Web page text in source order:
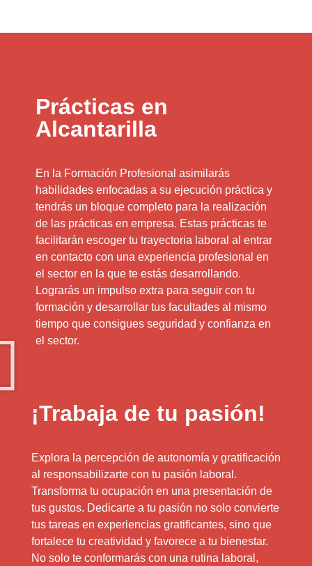
Prácticas en
Alcantarilla
En la Formación Profesional asimilarás
habilidades enfocadas a su ejecución práctica y
tendrás un bloque completo para la realización
de las prácticas en empresa. Estas prácticas te
facilitarán escoger tu trayectoria laboral al entrar
en contacto con una experiencia profesional en
el sector en la que te estás desarrollando.
Lograrás un impulso extra para seguir con tu
formación y desarrollar tus facultades al mismo
tiempo que consigues seguridad y confianza en
el sector.
¡Trabaja de tu pasión!
Explora la percepción de autonomía y gratificación
al responsabilizarte con tu pasión laboral.
Transforma tu ocupación en una presentación de
tus gustos. Dedicarte a tu pasión no solo convierte
tus tareas en experiencias gratificantes, sino que
fortalece tu creatividad y favorece a tu bienestar.
No solo te conformarás con una rutina laboral,